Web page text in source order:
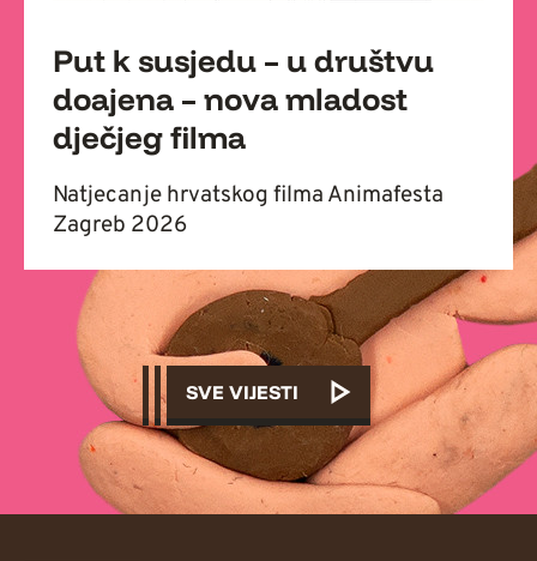
Put k susjedu – u društvu
doajena – nova mladost
dječjeg filma
Natjecanje hrvatskog filma Animafesta
Zagreb 2026
SVE VIJESTI